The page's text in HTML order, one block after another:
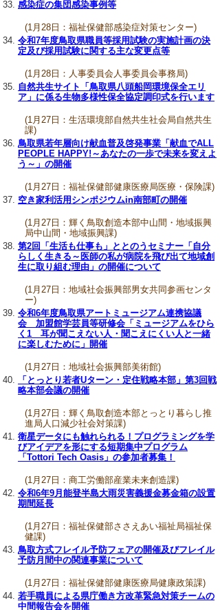
感染症の集団感染事例等
(1月28日：福祉保健部感染症対策センター)
令和7年度鳥取県職員等採用試験の実施計画の決
定及び採用試験に関する主な変更点等
(1月28日：人事委員会人事委員会事務局)
自然共生サイト「鳥取県八頭船岡環境保全エリ
ア」に係る生物多様性保全協定調印式を行います
(1月27日：生活環境部自然共生社会局自然共生
課)
鳥取県若年層向け献血普及啓発事業「献血でALL
PEOPLE HAPPY!～あなたの一歩で未来を変えよ
う～」の開催
(1月27日：福祉保健部健康医療局医療・保険課)
空き家利活用シンポジウムin南部町の開催
(1月27日：輝く鳥取創造本部中山間・地域振興
局中山間・地域振興課)
第2回「生活も仕事も」ととのうセミナー「自分
らしく生きる～医師の私が病院を飛び出て地域創
生に取り組む理由」の開催について
(1月27日：地域社会振興部男女共同参画センタ
ー)
令和6年度鳥取県アートミュージアム連携協議
会 加盟館学芸員等研修会「ミュージアムをひら
く1 耳が聞こえない人・聞こえにくい人と一緒
に楽しむために」開催
(1月27日：地域社会振興部美術館)
「とっとり若者Uターン・定住戦略本部」第3回戦
略本部会議の開催
(1月27日：輝く鳥取創造本部とっとり暮らし推
進局人口減少社会対策課)
衛星データにも触れられる！プログラミングを学
びアイデアを形にする短期集中プログラム
「Tottori Tech Oasis」の参加者募集！
(1月27日：商工労働部産業未来創造課)
令和6年9月能登半島大雨災害義援金募金箱の設置
期間延長
(1月27日：福祉保健部ささえあい福祉局福祉保
健課)
鳥取方式フレイル予防フェアの開催及びフレイル
予防月間中の関連事業について
(1月27日：福祉保健部健康医療局健康政策課)
若手職員による県庁働き方改革緊急対策チームの
中間報告会を開催